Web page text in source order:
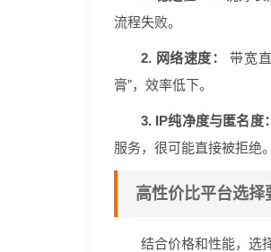
流程失败。
2. 网络速度：
带宽
膏”，效率低下。
3. IP纯净度与匿名度：
服务，很可能直接被拒绝
高性价比平台选择
结合价格和性能，选